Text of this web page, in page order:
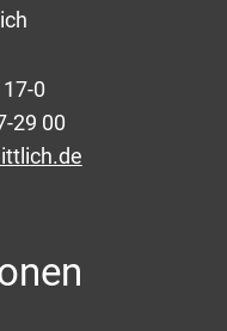
0
29 00